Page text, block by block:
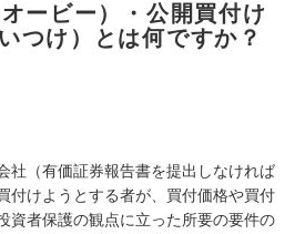
ービー）・公開買付け
つけ）とは何ですか？
社（有価証券報告書を提出しなければ
付けようとする者が、買付価格や買付
資者保護の観点に立った所要の要件の